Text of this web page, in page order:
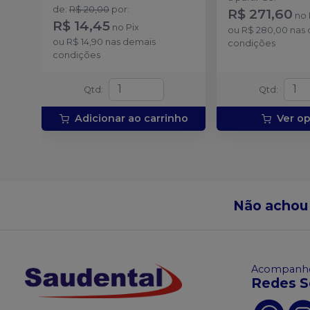
ponteiras para aplicação.
de: R$ 20,00 por:
R$ 14,45 no Pix
ou R$ 14,90 nas demais
condições
Qtd :
Adicionar ao carrinho
R$ 271,60 no
ou R$ 280,00 nas
condições
Qtd :
Ver
Não
Redes